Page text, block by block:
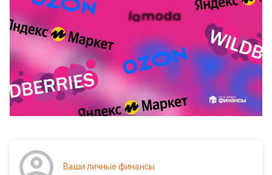
Ваши личные финансы